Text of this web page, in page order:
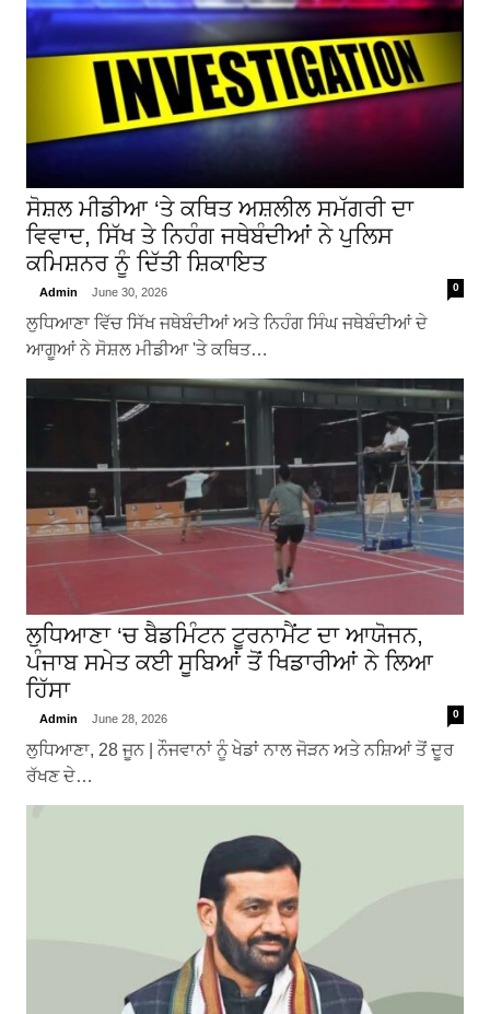
ਸੋਸ਼ਲ ਮੀਡੀਆ ‘ਤੇ ਕਥਿਤ ਅਸ਼ਲੀਲ ਸਮੱਗਰੀ ਦਾ
ਵਿਵਾਦ, ਸਿੱਖ ਤੇ ਨਿਹੰਗ ਜਥੇਬੰਦੀਆਂ ਨੇ ਪੁਲਿਸ
ਕਮਿਸ਼ਨਰ ਨੂੰ ਦਿੱਤੀ ਸ਼ਿਕਾਇਤ
Admin June 30, 2026 0
ਲੁਧਿਆਣਾ ਵਿੱਚ ਸਿੱਖ ਜਥੇਬੰਦੀਆਂ ਅਤੇ ਨਿਹੰਗ ਸਿੰਘ ਜਥੇਬੰਦੀਆਂ ਦੇ
ਆਗੂਆਂ ਨੇ ਸੋਸ਼ਲ ਮੀਡੀਆ 'ਤੇ ਕਥਿਤ…
ਲੁਧਿਆਣਾ ‘ਚ ਬੈਡਮਿੰਟਨ ਟੂਰਨਾਮੈਂਟ ਦਾ ਆਯੋਜਨ,
ਪੰਜਾਬ ਸਮੇਤ ਕਈ ਸੂਬਿਆਂ ਤੋਂ ਖਿਡਾਰੀਆਂ ਨੇ ਲਿਆ
ਹਿੱਸਾ
Admin June 28, 2026 0
ਲੁਧਿਆਣਾ, 28 ਜੂਨ | ਨੌਜਵਾਨਾਂ ਨੂੰ ਖੇਡਾਂ ਨਾਲ ਜੋੜਨ ਅਤੇ ਨਸ਼ਿਆਂ ਤੋਂ ਦੂਰ
ਰੱਖਣ ਦੇ…